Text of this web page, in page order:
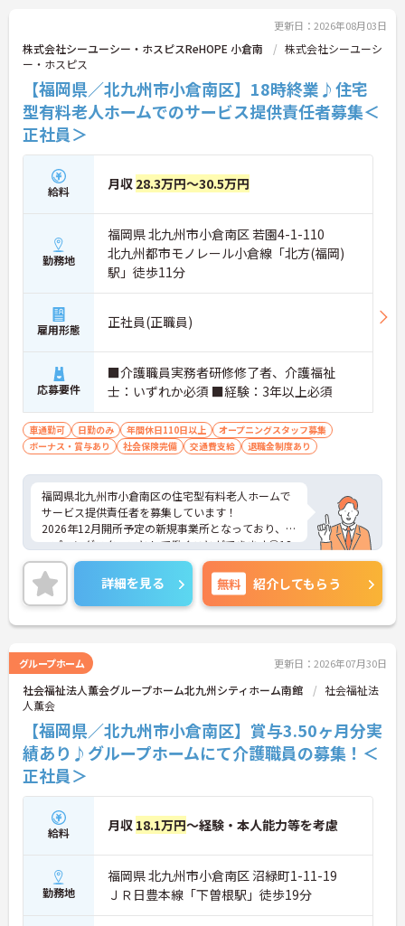
更新日：2026年08月03日
株式会社シーユーシー・ホスピスReHOPE 小倉南
株式会社シーユーシ
ー・ホスピス
【福岡県／北九州市小倉南区】18時終業♪住宅
型有料老人ホームでのサービス提供責任者募集＜
正社員＞
給料 月収 28.3万円～30.5万円
勤務地
福岡県 北九州市小倉南区 若園4-1-110
北九州都市モノレール小倉線「北方(福岡)
駅」徒歩11分
雇用形態 正社員(正職員)
応募要件
■介護職員実務者研修修了者、介護福祉
士：いずれか必須 ■経験：3年以上必須
車通勤可 日勤のみ 年間休日110日以上
オープニングスタッフ募集
ボーナス・賞与あり
社会保険完備 交通費支給 退職金制度あり
福岡県北九州市小倉南区の住宅型有料老人ホームで
サービス提供責任者を募集しています！
2026年12月開所予定の新規事業所となっており、オ
ープニングスタッフとして働くことができます◎18
時終業の日勤のみの勤務となっており、生活リズム
が整いやすくご家庭をお持ちの方にもおすすめです
♪マイカー通勤も可能となっており、駐車場もある
ので通勤もラクラク安心です！
ご興味のある方は、面接のポイントをお伝えします
詳細を見る 無料 紹介してもらう
グループホーム 更新日：2026年07月30日
社会福祉法人薫会グループホーム北九州シティホーム南館
社会福祉法
人薫会
【福岡県／北九州市小倉南区】賞与3.50ヶ月分実
績あり♪グループホームにて介護職員の募集！＜
正社員＞
給料 月収 18.1万円～経験・本人能力等を考慮
勤務地
福岡県 北九州市小倉南区 沼緑町1-11-19
ＪＲ日豊本線「下曽根駅」徒歩19分